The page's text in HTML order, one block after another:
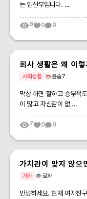
는 임산부입니다. ...
6 0 0
회사 생활은 왜 이
사회생활 윤슬7
막상 하면 잘하고 승부욕
이 많고 자신감이 없 ...
7 0 0
가치관이 맞지 않으
기타 로하
안녕하세요. 현재 여자친